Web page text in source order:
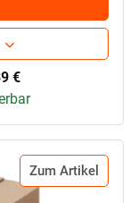
€
Zum Artikel